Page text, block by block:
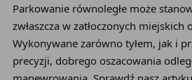
Parkowanie równoległe może
zwłaszcza w zatłoczonych miejskich
Wykonywane zarówno tyłem, jak i
precyzji, dobrego oszacowania